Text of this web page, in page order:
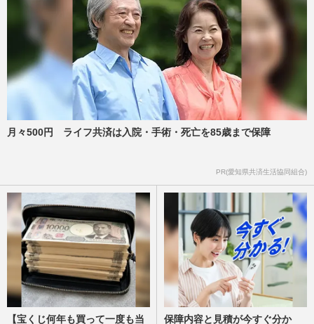
月々500円 ライフ共済は入院・手術・死亡を85歳まで保障
PR(愛知県共済生活協同組合)
【宝くじ何年も買って一度も当
保障内容と見積が今すぐ分か